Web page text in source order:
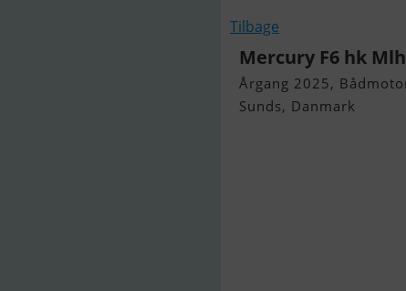
Tilbage
Mercury F6 hk
Årgang 2025,
Sunds, Danmark